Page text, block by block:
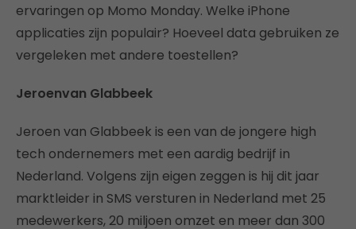
ervaringen op Momo Monday. Welke iPhone
applicaties zijn populair? Hoeveel data gebruiken ze
vergeleken met andere toestellen?
Jeroenvan Glabbeek
Jeroen van Glabbeek is een van de jongere high
tech ondernemers met een aardig bedrijf in
Nederland. Volgens zijn eigen zeggen is hij dit jaar
marktleider in SMS versturen in Nederland met 25
medewerkers, 20 miljoen omzet en meer dan 300